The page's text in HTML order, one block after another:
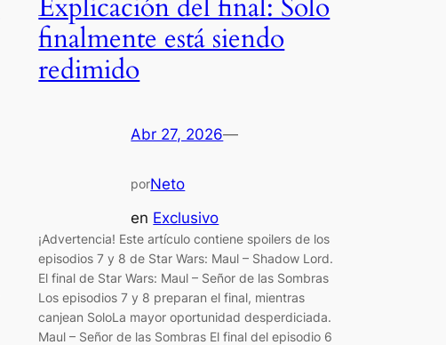
Explicación del final: Solo
finalmente está siendo
redimido
Abr 27, 2026—
porNeto
en Exclusivo
¡Advertencia! Este artículo contiene spoilers de los
episodios 7 y 8 de Star Wars: Maul – Shadow Lord.
El final de Star Wars: Maul – Señor de las Sombras
Los episodios 7 y 8 preparan el final, mientras
canjean SoloLa mayor oportunidad desperdiciada.
Maul – Señor de las Sombras El final del episodio 6